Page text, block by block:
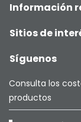
Información
Sitios de
Síguenos
Consulta los
productos